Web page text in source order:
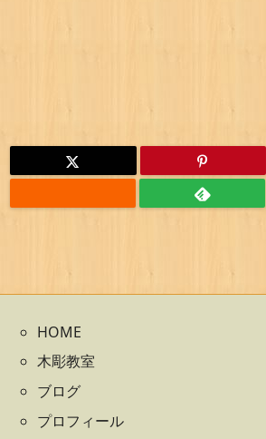
HOME
木彫教室
ブログ
プロフィール